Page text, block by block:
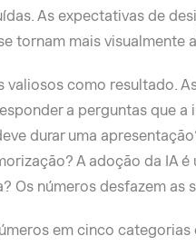
As expectativas de
tornam mais visualmente
valiosos como resultado.
a perguntas que a
durar uma
A adoção da IA
Os números desfazem as
em cinco categorias